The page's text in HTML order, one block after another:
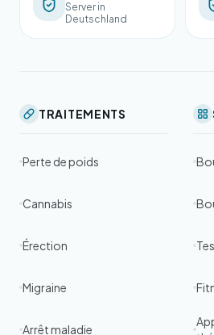
Server in
Deutschland
TRAITEMENTS
Perte de poids
Cannabis
Érection
Migraine
Arrêt maladie